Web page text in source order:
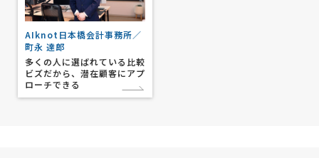
AIknot日本橋会計事務所／
町永 達郎
多くの人に選ばれている比較
ビズだから、潜在顧客にアプ
ローチできる